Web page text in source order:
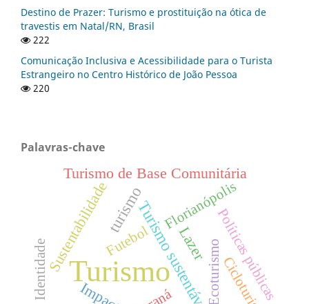
Destino de Prazer: Turismo e prostituição na ótica de
travestis em Natal/RN, Brasil
222
Comunicação Inclusiva e Acessibilidade para o Turista
Estrangeiro no Centro Histórico de João Pessoa
220
Palavras-chave
TurismoTurismo sustentável
turismo
Lazer
Sustentabilidade
Turismo de Base Comunitária
Ecoturismo
Florianópolis
Políticas públicas
Identidade Futebol